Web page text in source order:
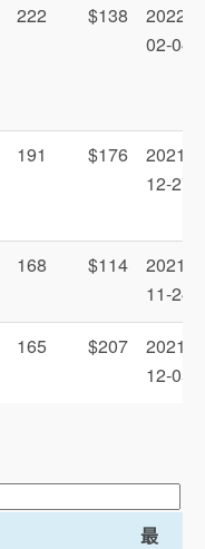
222 $138
2022-
02-04
191 $176
2021-
12-27
168 $114
2021-
11-24
165 $207
2021-
12-05
最